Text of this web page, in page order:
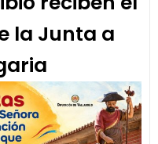
la Junta a